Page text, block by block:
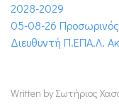
2028-2029
05-08-26 Προσωρινός
Διευθυντή Π.ΕΠΑ.Λ.
Written by Σωτήριος